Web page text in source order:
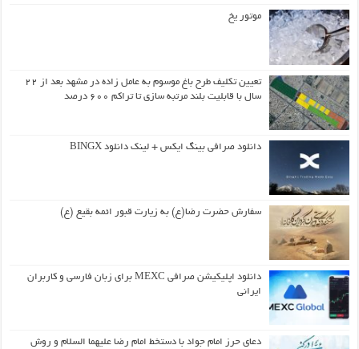
موتور یخ
تعیین تکلیف طرح باغ موسوم به عامل زاده در مشهد بعد از ۲۲
سال با قابلیت بلند مرتبه سازی تا تراکم ۶۰۰ درصد
دانلود صرافی بینگ ایکس + لینک دانلود BINGX
سفارش حضرت رضا(ع) به زیارت قبور ائمه بقیع (ع)
دانلود اپلیکیشن صرافی MEXC برای زبان فارسی و کاربران
ایرانی
دعای حرز امام جواد با دستخط امام رضا علیهما السلام و روش